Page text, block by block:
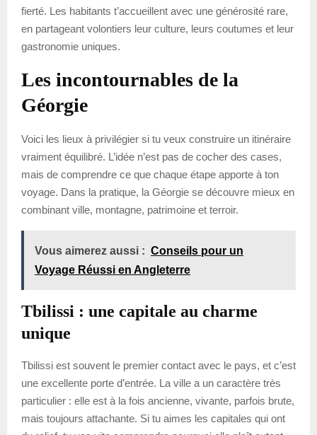
fierté. Les habitants t’accueillent avec une générosité rare,
en partageant volontiers leur culture, leurs coutumes et leur
gastronomie uniques.
Les incontournables de la
Géorgie
Voici les lieux à privilégier si tu veux construire un itinéraire
vraiment équilibré. L’idée n’est pas de cocher des cases,
mais de comprendre ce que chaque étape apporte à ton
voyage. Dans la pratique, la Géorgie se découvre mieux en
combinant ville, montagne, patrimoine et terroir.
Vous aimerez aussi : Conseils pour un
Voyage Réussi en Angleterre
Tbilissi : une capitale au charme
unique
Tbilissi est souvent le premier contact avec le pays, et c’est
une excellente porte d’entrée. La ville a un caractère très
particulier : elle est à la fois ancienne, vivante, parfois brute,
mais toujours attachante. Si tu aimes les capitales qui ont